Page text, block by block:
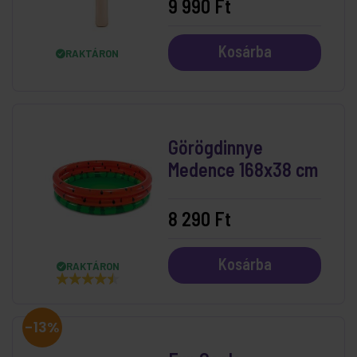
RAKTÁRON
9 990 Ft
Kosárba
RAKTÁRON
Görögdinnye
Medence 168x38 cm
8 290 Ft
Kosárba
-13%